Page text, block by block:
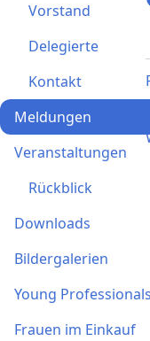
Vorstand
Delegierte
Kontakt
Meldungen
Veranstaltungen
Rückblick
Downloads
Bildergalerien
Young Professionals
Frauen im Einkauf